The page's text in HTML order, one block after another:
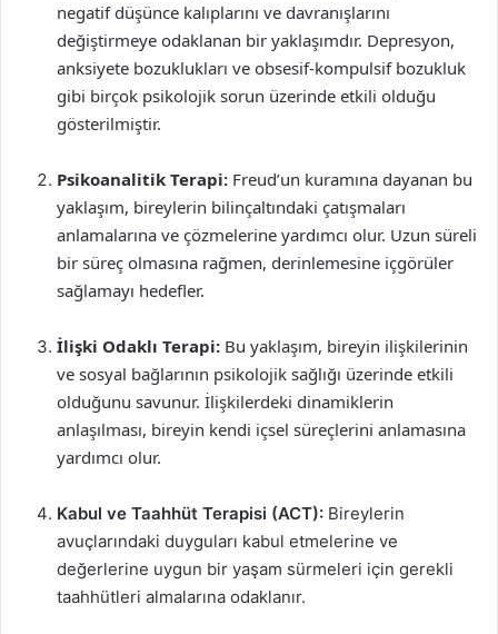
negatif düşünce kalıplarını ve davranışlarını
değiştirmeye odaklanan bir yaklaşımdır. Depresyon,
anksiyete bozuklukları ve obsesif-kompulsif bozukluk
gibi birçok psikolojik sorun üzerinde etkili olduğu
gösterilmiştir.
Psikoanalitik Terapi: Freud’un kuramına dayanan bu
yaklaşım, bireylerin bilinçaltındaki çatışmaları
anlamalarına ve çözmelerine yardımcı olur. Uzun süreli
bir süreç olmasına rağmen, derinlemesine içgörüler
sağlamayı hedefler.
İlişki Odaklı Terapi: Bu yaklaşım, bireyin ilişkilerinin
ve sosyal bağlarının psikolojik sağlığı üzerinde etkili
olduğunu savunur. İlişkilerdeki dinamiklerin
anlaşılması, bireyin kendi içsel süreçlerini anlamasına
yardımcı olur.
Kabul ve Taahhüt Terapisi (ACT): Bireylerin
avuçlarındaki duyguları kabul etmelerine ve
değerlerine uygun bir yaşam sürmeleri için gerekli
taahhütleri almalarına odaklanır.